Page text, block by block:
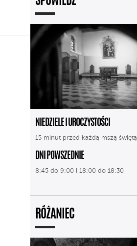
NIEDZIELE I UROCZYSTOŚCI
15 minut przed każdą mszą świętą
DNI POWSZEDNIE
8:45 do 9:00 i 18:00 do 18:30
RÓŻANIEC